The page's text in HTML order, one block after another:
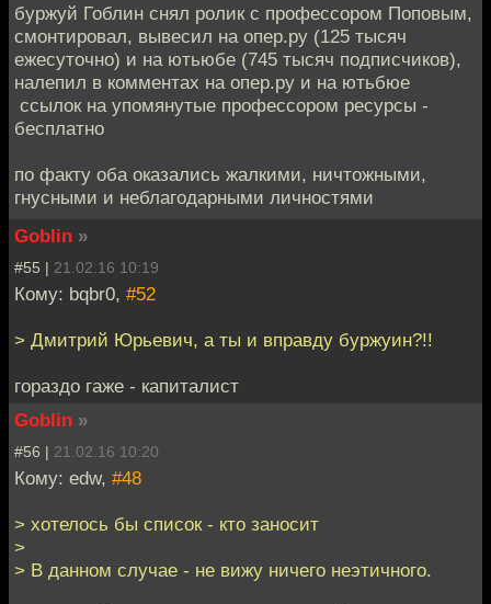
буржуй Гоблин снял ролик с профессором Поповым,
смонтировал, вывесил на опер.ру (125 тысяч
ежесуточно) и на ютьюбе (745 тысяч подписчиков),
налепил в комментах на опер.ру и на ютьбюе
ссылок на упомянутые профессором ресурсы -
бесплатно
по факту оба оказались жалкими, ничтожными,
гнусными и неблагодарными личностями
Goblin »
#55 | 21.02.16 10:19
Кому: bqbr0, #52
> Дмитрий Юрьевич, а ты и вправду буржуин?!!
гораздо гаже - капиталист
Goblin »
#56 | 21.02.16 10:20
Кому: edw, #48
> хотелось бы список - кто заносит
>
> В данном случае - не вижу ничего неэтичного.